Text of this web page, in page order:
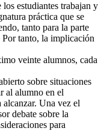
estudiantes trabajan y
práctica que se
tanto para la parte
Por tanto, la implicación
veinte alumnos, cada
sobre situaciones
al alumno en el
Una vez el
debate sobre la
para